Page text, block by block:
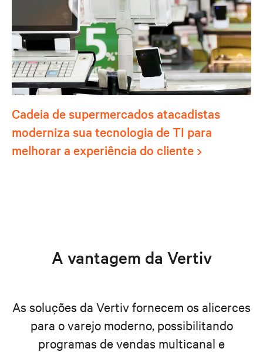
Cadeia de supermercados atacadistas
moderniza sua tecnologia de TI para
melhorar a experiência do cliente
A vantagem da Vertiv
As soluções da Vertiv fornecem os alicerces
para o varejo moderno, possibilitando
programas de vendas multicanal e